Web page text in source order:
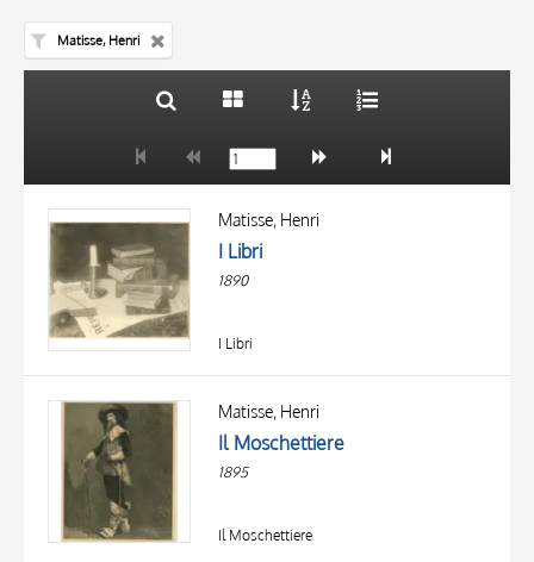
Matisse, Henri
AUTORE
Matisse, Henri
I Libri
1890
I Libri
Matisse, Henri
Il Moschettiere
1895
Il Moschettiere